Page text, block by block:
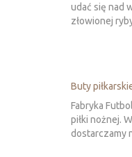
udać się nad
złowionej
Buty
Fabryka
piłki nożnej.
dostarczamy